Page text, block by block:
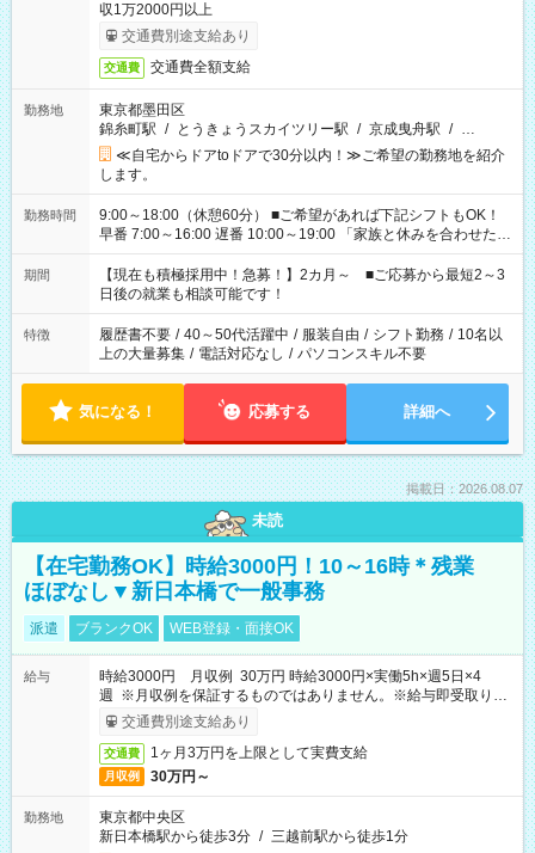
収1万2000円以上
交通費別途支給あり
交通費 交通費全額支給
勤務地
東京都墨田区
錦糸町駅 / とうきょうスカイツリー駅 / 京成曳舟駅 / …
≪自宅からドアtoドアで30分以内！≫ご希望の勤務地を紹介
します。
勤務時間
9:00～18:00（休憩60分） ■ご希望があれば下記シフトもOK！
早番 7:00～16:00 遅番 10:00～19:00 「家族と休みを合わせた
い」 「余裕を持って夕飯の準備がしたい」 「できれば残業はし
たくない」 など、ご希望を教えてくださいね。 ※Wワーク希望
の方へ 今ご覧のお仕事で希望する勤務時間と、もう1つのお仕事
の勤務時間。 合計で週40時間を超える場合は応募できません。
期間
【現在も積極採用中！急募！】2カ月～ ■ご応募から最短2～3
日後の就業も相談可能です！
特徴 履歴書不要 / 40～50代活躍中 / 服装自由 / シフト勤務 / 10名以
上の大量募集 / 電話対応なし / パソコンスキル不要
気になる！ 応募する 詳細へ
掲載日：2026.08.07
未読
【在宅勤務OK】時給3000円！10～16時＊残業
ほぼなし▼新日本橋で一般事務
派遣 ブランクOK WEB登録・面接OK
給与
時給3000円 月収例 30万円 時給3000円×実働5h×週5日×4
週 ※月収例を保証するものではありません。※給与即受取りサ
ービス利用可（利用条件有）
交通費別途支給あり
交通費 1ヶ月3万円を上限として実費支給
月収例 30万円～
勤務地
東京都中央区
新日本橋駅から徒歩3分 / 三越前駅から徒歩1分